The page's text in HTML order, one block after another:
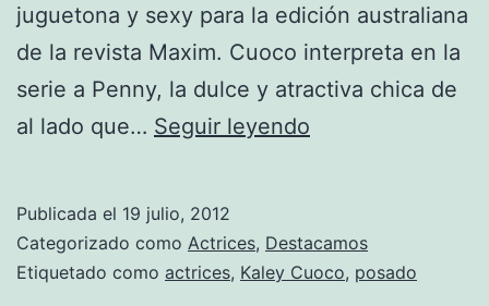
juguetona y sexy para la edición australiana
de la revista Maxim. Cuoco interpreta en la
serie a Penny, la dulce y atractiva chica de
al lado que… Seguir leyendo
para
la
Publicada el 19 julio, 2012
Categorizado como Actrices, Destacamos
Etiquetado como actrices, Kaley Cuoco, posado